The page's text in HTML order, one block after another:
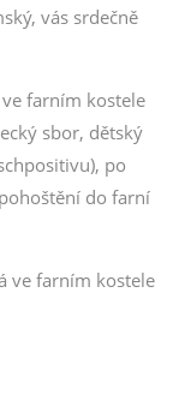
vás srdečně
farním kostele
sbor, dětský
po
do farní
ve farním kostele